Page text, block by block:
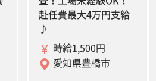
赴任費最大4万円支給
♪
時給1,500円
愛知県豊橋市